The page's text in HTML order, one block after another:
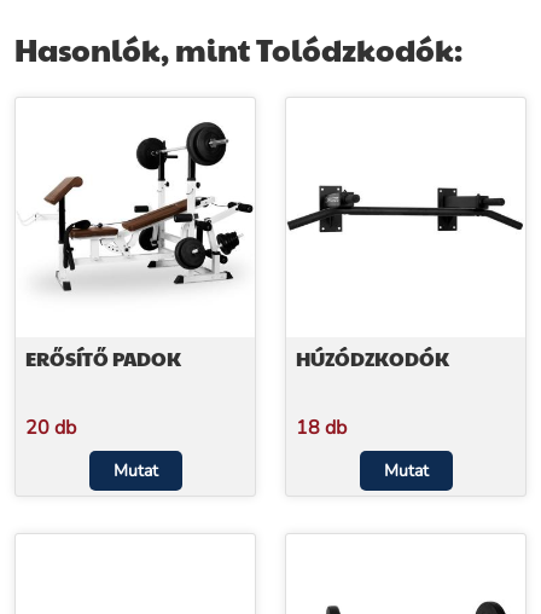
Hasonlók, mint Tolódzkodók:
ERŐSÍTŐ PADOK
20 db
Mutat
HÚZÓDZKODÓK
18 db
Mutat